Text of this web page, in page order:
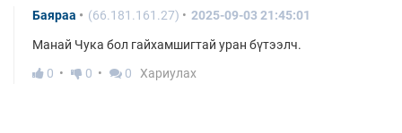
Баяраа (66.181.161.27) 2025-09-03 21:45:01
Манай Чука бол гайхамшигтай уран бүтээлч.
0
0 0 Хариулах